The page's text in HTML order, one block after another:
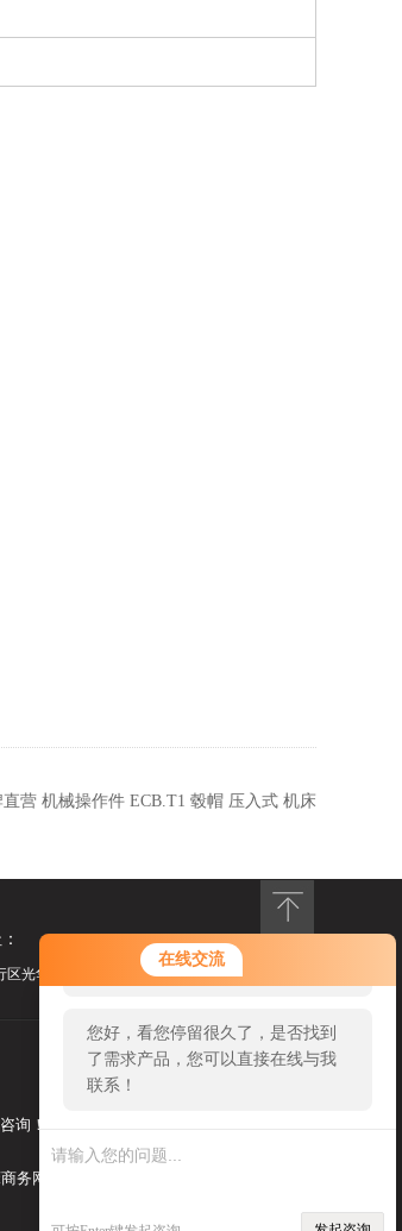
在线交流
您好！欢迎前来咨询，很高兴为您
服务，请问您要咨询什么问题呢？
您好，看您停留很久了，是否找到
了需求产品，您可以直接在线与我
联系！
直营 机械操作件 ECB.T1 毂帽 压入式 机床
区光华路248号漕河泾光华园1号楼1201
联系我们
询！
务网